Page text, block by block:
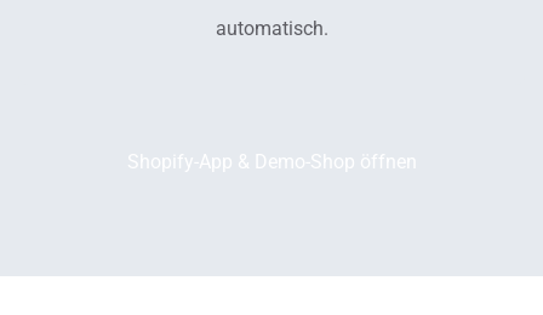
automatisch.
Shopify-App & Demo-Shop öffnen